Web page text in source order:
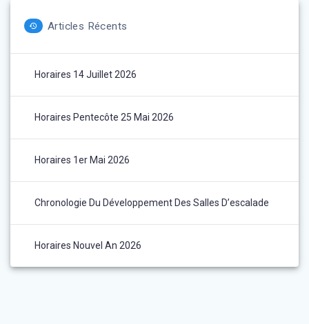
Articles Récents
Horaires 14 Juillet 2026
Horaires Pentecôte 25 Mai 2026
Horaires 1er Mai 2026
Chronologie Du Développement Des Salles D’escalade
Horaires Nouvel An 2026